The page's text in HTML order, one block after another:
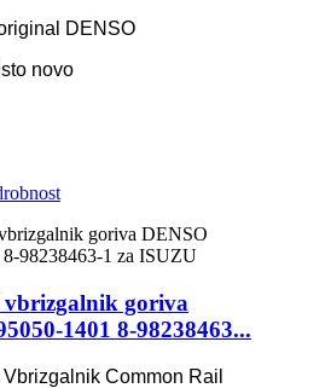
DENSO
novo
goriva
1401 8-98238463...
Vbrizgalnik Common Rail